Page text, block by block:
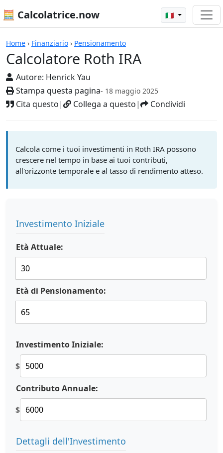
🧮 Calcolatrice.now 🇮🇹
Home › Finanziario › Pensionamento
Calcolatore Roth IRA
Autore: Henrick Yau
Stampa questa pagina- 18 maggio 2025
Cita questo| Collega a questo| Condividi
Calcolatrici
Calcola come i tuoi investimenti in Roth IRA possono
crescere nel tempo in base ai tuoi contributi,
all'orizzonte temporale e al tasso di rendimento atteso.
Investimento Iniziale
Età Attuale:
Età di Pensionamento:
Investimento Iniziale:
$
Contributo Annuale:
$
Dettagli dell'Investimento